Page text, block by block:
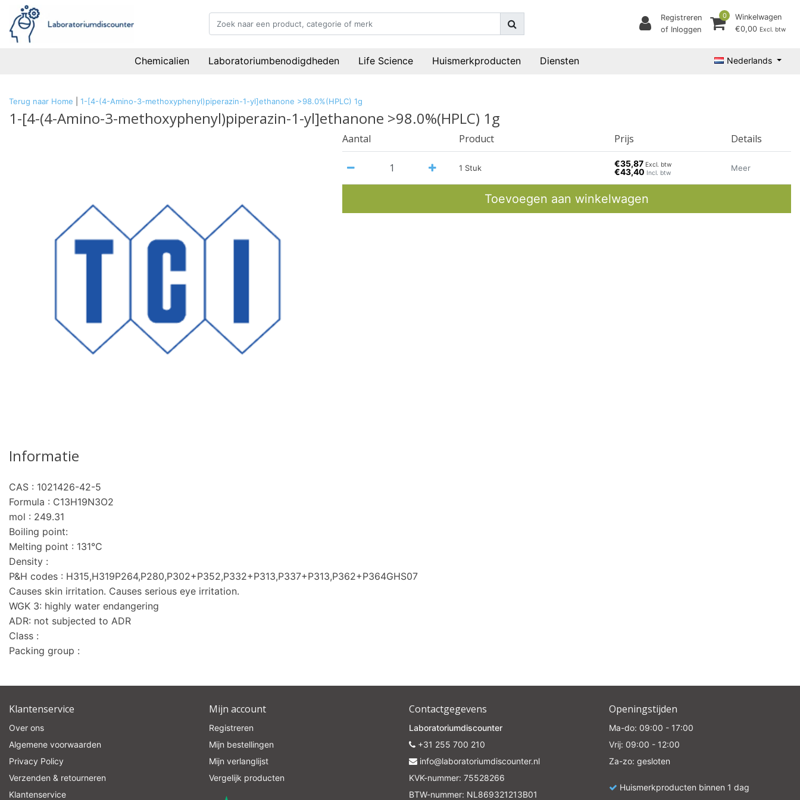
Registreren
of Inloggen
0
Winkelwagen
€0,00 Excl. btw
Chemicalien Laboratoriumbenodigdheden Life Science Huismerkproducten Diensten Nederlands
Terug naar Home 1-[4-(4-Amino-3-methoxyphenyl)piperazin-1-yl]ethanone >98.0%(HPLC) 1g
1-[4-(4-Amino-3-methoxyphenyl)piperazin-1-yl]ethanone >98.0%(HPLC) 1g
Aantal Product Prijs Details
1 Stuk €35,87 Excl. btw
€43,40 Incl. btw
Meer
Toevoegen aan winkelwagen
Informatie
CAS : 1021426-42-5
Formula : C13H19N3O2
mol : 249.31
Boiling point:
Melting point : 131°C
Density :
P&H codes : H315,H319P264,P280,P302+P352,P332+P313,P337+P313,P362+P364GHS07
Causes skin irritation. Causes serious eye irritation.
WGK 3: highly water endangering
ADR: not subjected to ADR
Class :
Packing group :
Klantenservice
Over ons
Algemene voorwaarden
Privacy Policy
Verzenden & retourneren
Klantenservice
Mijn account
Registreren
Mijn bestellingen
Mijn verlanglijst
Vergelijk producten
Contactgegevens
Laboratoriumdiscounter
+31 255 700 210
info@laboratoriumdiscounter.nl
KVK-nummer: 75528266
BTW-nummer: NL869321213B01
Openingstijden
Ma-do: 09:00 - 17:00
Vrij: 09:00 - 12:00
Za-zo: gesloten
Huismerkproducten binnen 1 dag